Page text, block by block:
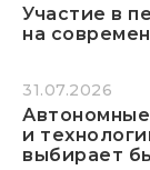
Участие в
на
31.07.2026
и
выбирает